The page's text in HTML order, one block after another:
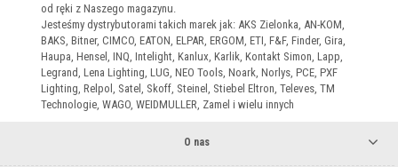
od ręki z Naszego magazynu.
Jesteśmy dystrybutorami takich marek jak: AKS Zielonka, AN-KOM,
BAKS, Bitner, CIMCO, EATON, ELPAR, ERGOM, ETI, F&F, Finder, Gira,
Haupa, Hensel, INQ, Intelight, Kanlux, Karlik, Kontakt Simon, Lapp,
Legrand, Lena Lighting, LUG, NEO Tools, Noark, Norlys, PCE, PXF
Lighting, Relpol, Satel, Skoff, Steinel, Stiebel Eltron, Televes, TM
Technologie, WAGO, WEIDMULLER, Zamel i wielu innych
O nas